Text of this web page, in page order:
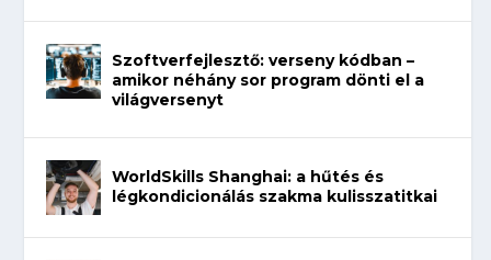
Szoftverfejlesztő: verseny kódban –
amikor néhány sor program dönti el a
világversenyt
WorldSkills Shanghai: a hűtés és
légkondicionálás szakma kulisszatitkai